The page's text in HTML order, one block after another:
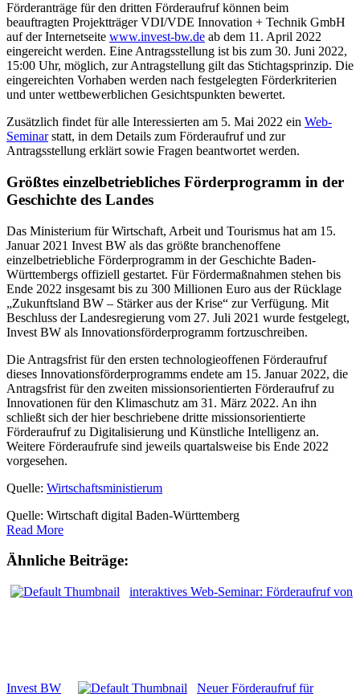
Förderanträge für den dritten Förderaufruf können beim
beauftragten Projektträger VDI/VDE Innovation + Technik GmbH
auf der Internetseite www.invest-bw.de ab dem 11. April 2022
eingereicht werden. Eine Antragsstellung ist bis zum 30. Juni 2022,
15:00 Uhr, möglich, zur Antragstellung gilt das Stichtagsprinzip. Die
eingereichten Vorhaben werden nach festgelegten Förderkriterien
und unter wettbewerblichen Gesichtspunkten bewertet.
Zusätzlich findet für alle Interessierten am 5. Mai 2022 ein Web-
Seminarstatt, in dem Details zum Förderaufruf und zur
Antragsstellung erklärt sowie Fragen beantwortet werden.
Größtes einzelbetriebliches Förderprogramm in der
Geschichte des Landes
Das Ministerium für Wirtschaft, Arbeit und Tourismus hat am 15.
Januar 2021 Invest BW als das größte branchenoffene
einzelbetriebliche Förderprogramm in der Geschichte Baden-
Württembergs offiziell gestartet. Für Fördermaßnahmen stehen bis
Ende 2022 insgesamt bis zu 300 Millionen Euro aus der Rücklage
„Zukunftsland BW – Stärker aus der Krise“ zur Verfügung. Mit
Beschluss der Landesregierung vom 27. Juli 2021 wurde festgelegt,
Invest BW als Innovationsförderprogramm fortzuschreiben.
Die Antragsfrist für den ersten technologieoffenen Förderaufruf
dieses Innovationsförderprogramms endete am 15. Januar 2022, die
Antragsfrist für den zweiten missionsorientierten Förderaufruf zu
Innovationen für den Klimaschutz am 31. März 2022. An ihn
schließt sich der hier beschriebene dritte missionsorientierte
Förderaufruf zu Digitalisierung und Künstliche Intelligenz an.
Weitere Förderaufrufe sind jeweils quartalsweise bis Ende 2022
vorgesehen.
Quelle: Wirtschaftsministierum
Quelle: Wirtschaft digital Baden-Württemberg
Read More
Ähnliche Beiträge:
interaktives Web-Seminar: Förderaufruf von
Invest BW Neuer Förderaufruf für